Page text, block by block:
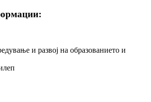
и развој на образованието и